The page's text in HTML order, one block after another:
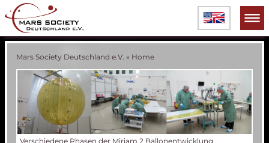
Mars Society Deutschland e.V. » Home
Test des Ballons in der Thermal Vakuum Kammer der IABG